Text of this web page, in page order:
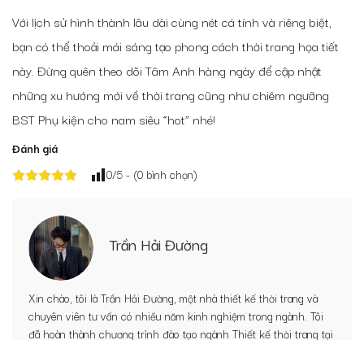
Với lịch sử hình thành lâu dài cùng nét cá tính và riêng biệt,
bạn có thể thoải mái sáng tạo phong cách thời trang họa tiết
này. Đừng quên theo dõiTâm Anh hàng ngày để cập nhật
những xu hướng mới về thời trang cũng như chiêm ngưỡng
BST Phụ kiện cho nam siêu “hot” nhé!
Đánh giá
0/5 - (0 bình chọn)
Trần Hải Đường
Xin chào, tôi là Trần Hải Đường, một nhà thiết kế thời trang và
chuyên viên tư vấn có nhiều năm kinh nghiệm trong ngành. Tôi
đã hoàn thành chương trình đào tạo ngành Thiết kế thời trang tại